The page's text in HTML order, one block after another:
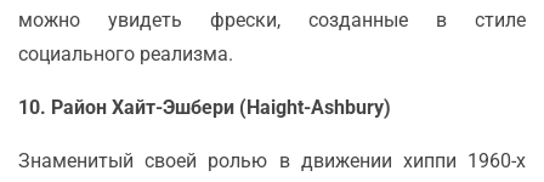
можно увидеть фрески, созданные в стиле
социального реализма.
10. Район Хайт-Эшбери (Haight-Ashbury)
Знаменитый своей ролью в движении хиппи 1960-х